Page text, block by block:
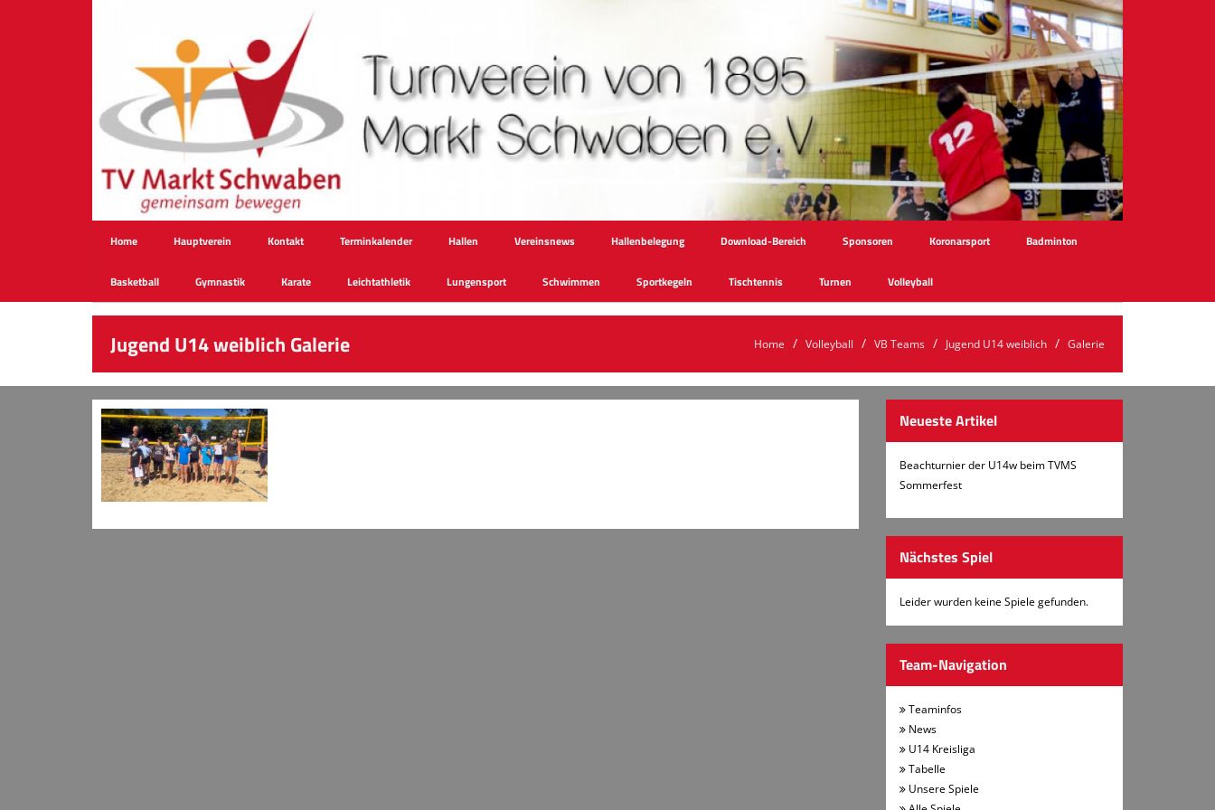
Home Hauptverein Kontakt Terminkalender Hallen Vereinsnews Hallenbelegung Download-Bereich Sponsoren Koronarsport Badminton
Basketball Gymnastik Karate Leichtathletik Lungensport Schwimmen Sportkegeln Tischtennis Turnen Volleyball
Jugend U14 weiblich Galerie Home Volleyball VB Teams Jugend U14 weiblich Galerie
Neueste Artikel
Beachturnier der U14w beim TVMS
Sommerfest
Nächstes Spiel
Leider wurden keine Spiele gefunden.
Team-Navigation
Teaminfos
News
U14 Kreisliga
Tabelle
Unsere Spiele